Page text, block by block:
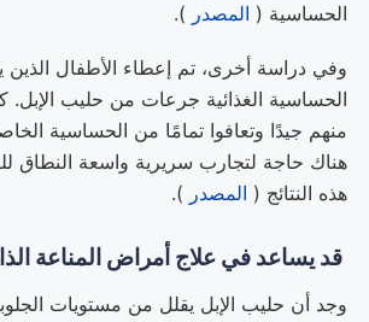
الحساسية ( المصدر ).
وفي دراسة أخرى، تم إعطاء الأطفال الذين
الحساسية الغذائية جرعات من حليب
منهم جيدًا وتعافوا تمامًا من الحساسية
هناك حاجة لتجارب سريرية واسعة النطاق
هذه النتائج ( المصدر ).
قد يساعد في علاج أمراض المناعة
وجد أن حليب الإبل يقلل من مستويات